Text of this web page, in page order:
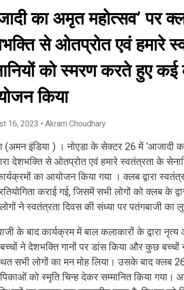
का अमृत महोत्सव’ पर
से ओतप्रोत एवं हमारे
को स्मरण करते हुए कई
किया
16, 2023 • Akram Choudhary
(अमन इंडिया ) । नोएडा के सेक्टर 26 में ‘आजादी
देशभक्ति से ओतप्रोत एवं हमारे स्वतंत्रता के
का आयोजन किया गया । क्लब द्वारा
कराई गई, जिसमें सभी लोगों को क्लब के
ने स्वतंत्रता दिवस की संध्या पर पतंगबाजी का
के बाद कार्यक्रम में बाल कलाकारों के द्वारा
ने देशभक्ति गानों पर डांस किया और कुछ बच्चों
सभी लोगों का मन मोह लिया। उसके बाद क्लब
को स्मृति चिन्ह देकर सम्मानित किया